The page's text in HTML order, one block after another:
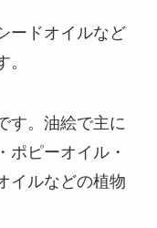
ードオイルなど
す。油絵で主に
ポピーオイル・
イルなどの植物